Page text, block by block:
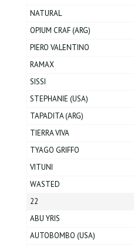
NATURAL
OPIUM CRAF (ARG)
PIERO VALENTINO
RAMAX
SISSI
STEPHANIE (USA)
TAPADITA (ARG)
TIERRA VIVA
TYAGO GRIFFO
VITUNI
WASTED
22
ABU YRIS
AUTOBOMBO (USA)